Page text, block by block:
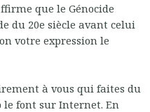
que le Génocide
du 20e siècle avant celui
votre expression le
à vous qui faites du
le font sur Internet. En